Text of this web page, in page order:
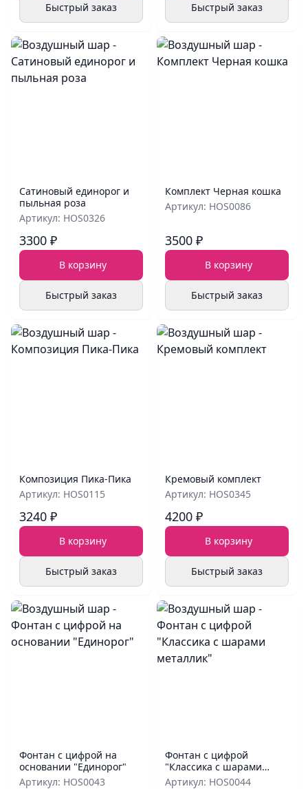
Быстрый заказ Быстрый заказ
Сатиновый единорог и
пыльная роза
Артикул: HOS0326
3300 ₽
В корзину
Быстрый заказ
Комплект Черная кошка
Артикул: HOS0086
3500 ₽
В корзину
Быстрый заказ
Композиция Пика-Пика
Артикул: HOS0115
3240 ₽
В корзину
Быстрый заказ
Кремовый комплект
Артикул: HOS0345
4200 ₽
В корзину
Быстрый заказ
Фонтан с цифрой на
основании "Единорог"
Артикул: HOS0043
Фонтан с цифрой
"Классика с шарами
металлик"
Артикул: HOS0044